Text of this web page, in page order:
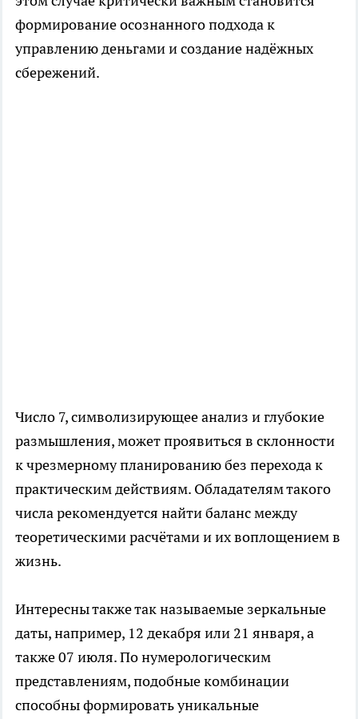
формирование осознанного подхода к
управлению деньгами и создание надёжных
сбережений.
Число 7, символизирующее анализ и глубокие
размышления, может проявиться в склонности
к чрезмерному планированию без перехода к
практическим действиям. Обладателям такого
числа рекомендуется найти баланс между
теоретическими расчётами и их воплощением в
жизнь.
Интересны также так называемые зеркальные
даты, например, 12 декабря или 21 января, а
также 07 июля. По нумерологическим
представлениям, подобные комбинации
способны формировать уникальные